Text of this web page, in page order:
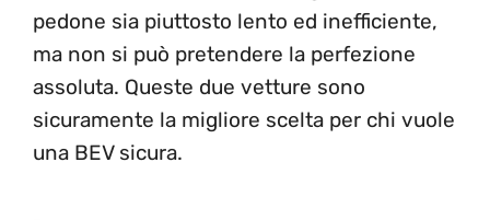
pedone sia piuttosto lento ed inefficiente,
ma non si può pretendere la perfezione
assoluta. Queste due vetture sono
sicuramente la migliore scelta per chi vuole
una BEV sicura.